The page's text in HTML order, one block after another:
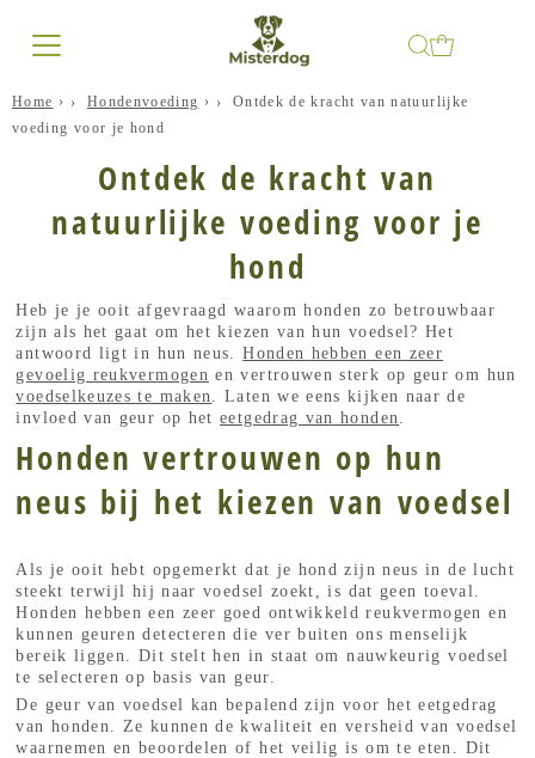
Home › Hondenvoeding ›
Ontdek de kracht van natuurlijke
voeding voor je hond
Ontdek de kracht van
natuurlijke voeding voor je
hond
Heb je je ooit afgevraagd waarom honden zo betrouwbaar
zijn als het gaat om het kiezen van hun voedsel? Het
antwoord ligt in hun neus.Honden hebben een zeer
gevoelig reukvermogen en vertrouwen sterk op geur om hun
voedselkeuzes te maken
. Laten we eens kijken naar de
invloed van geur op heteetgedrag van honden
Honden vertrouwen op hun
neus bij het kiezen van voedsel
Als je ooit hebt opgemerkt dat je hond zijn neus in de lucht
steekt terwijl hij naar voedsel zoekt, is dat geen toeval.
Honden hebben een zeer goed ontwikkeld reukvermogen en
kunnen geuren detecteren die ver buiten ons menselijk
bereik liggen. Dit stelt hen in staat om nauwkeurig voedsel
te selecteren op basis van geur.
De geur van voedsel kan bepalend zijn voor het eetgedrag
van honden. Ze kunnen de kwaliteit en versheid van voedsel
waarnemen en beoordelen of het veilig is om te eten. Dit